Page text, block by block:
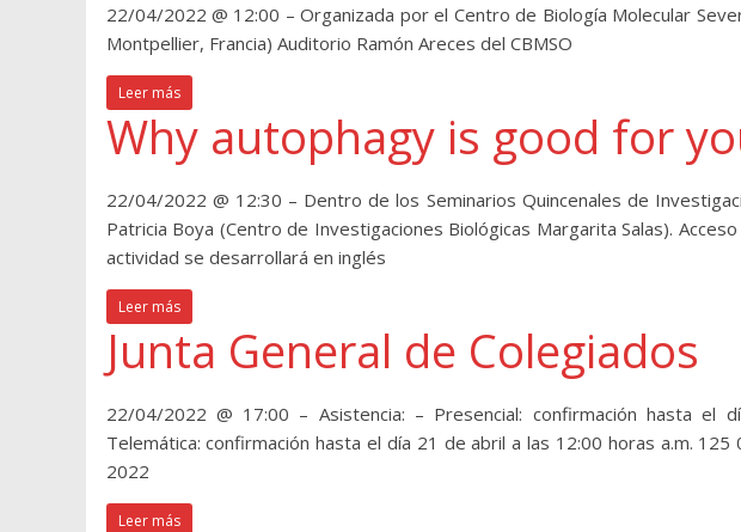
22/04/2022 @ 12:00 – Organizada por el Centro de Biología Molecular
Montpellier, Francia) Auditorio Ramón Areces del CBMSO
Leer más
Why autophagy is good for
22/04/2022 @ 12:30 – Dentro de los Seminarios Quincenales de
Patricia Boya (Centro de Investigaciones Biológicas Margarita Salas).
actividad se desarrollará en inglés
Leer más
Junta General de Colegiados
22/04/2022 @ 17:00 – Asistencia: – Presencial: confirmación hasta
Telemática: confirmación hasta el día 21 de abril a las 12:00 horas a.m. 125
2022
Leer más